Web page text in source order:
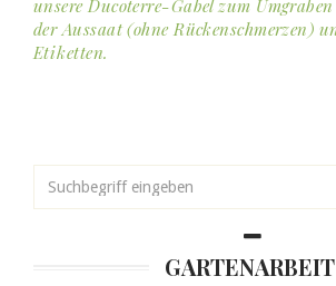
unsere Ducoterre-Gabel zum
der Aussaat (ohne Rückenschmerzen)
Etiketten.
GARTENARBEIT